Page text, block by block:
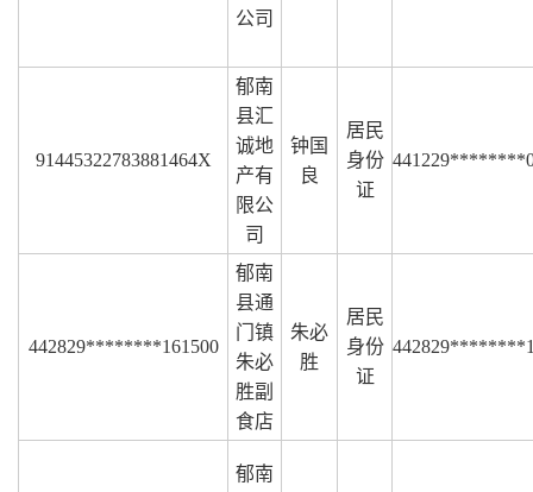
公司
91445322783881464X
郁南
县汇
诚地
产有
限公
司
钟国
良
居民
身份
证
442829********161500
郁南
县通
门镇
朱必
胜副
食店
朱必
胜
居民
身份
证
郁南